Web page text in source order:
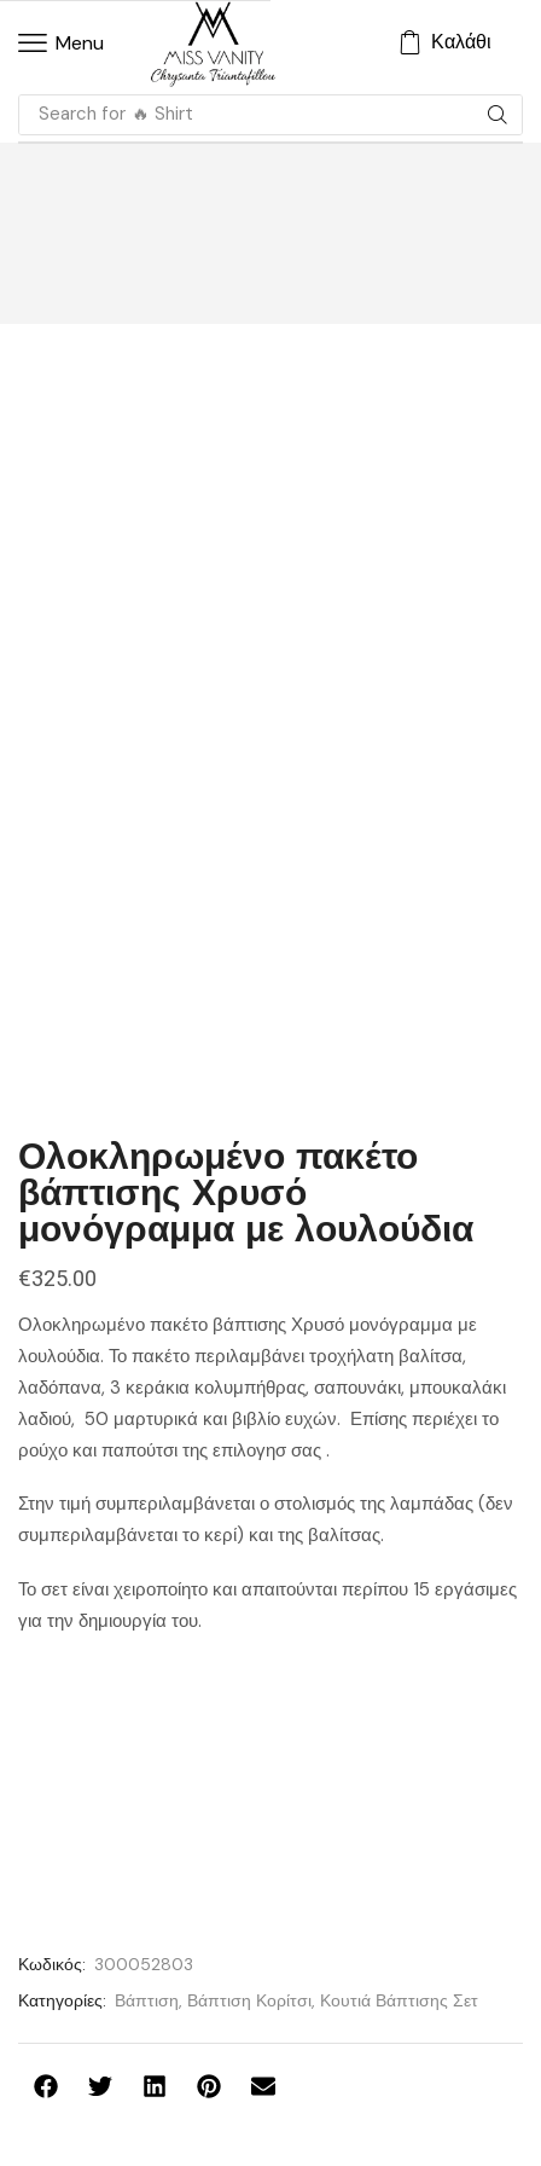
Menu Καλάθι
Search for 🔥 Shirt
Ολοκληρωμένο πακέτο
βάπτισης Χρυσό
μονόγραμμα με λουλούδια
€325.00
Ολοκληρωμένο πακέτο βάπτισης Χρυσό μονόγραμμα με
λουλούδια. Το πακέτο περιλαμβάνει τροχήλατη βαλίτσα,
λαδόπανα, 3 κεράκια κολυμπήθρας, σαπουνάκι, μπουκαλάκι
λαδιού, 50 μαρτυρικά και βιβλίο ευχών. Επίσης περιέχει το
ρούχο και παπούτσι της επιλογησ σας .
Στην τιμή συμπεριλαμβάνεται ο στολισμός της λαμπάδας (δεν
συμπεριλαμβάνεται το κερί) και της βαλίτσας.
Το σετ είναι χειροποίητο και απαιτούνται περίπου 15 εργάσιμες
για την δημιουργία του.
Κωδικός: 300052803
Κατηγορίες: Βάπτιση, Βάπτιση Κορίτσι, Κουτιά Βάπτισης Σετ